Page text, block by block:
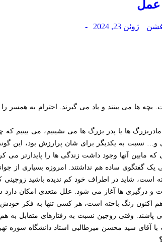
عمل
ژوئن 23, 2024 -
می بینند و یاد می گیرند. احترام به همسر را
ها یا پدر بزرگ ها می نشینیم، می بینیم که
نسبت به یکدیگر برای شان پرارزش بود، این
که مابین آنها وجود داشت زندگی ها را پایدارتر
گفتگوی ساده هم نداشتند. امروزه بسیاری از
است، شاید در اطراف خود کم ندیده باشید
درگیری ها آغاز می شود. علل متعدی امکان
هم اکنون رنگ باخته است، هر کسی تنها به
وقتی زوجین نسبت به رفتارهای متقابل به
با آقای سید محسن میرطالبی استاد دانشگاه سوره